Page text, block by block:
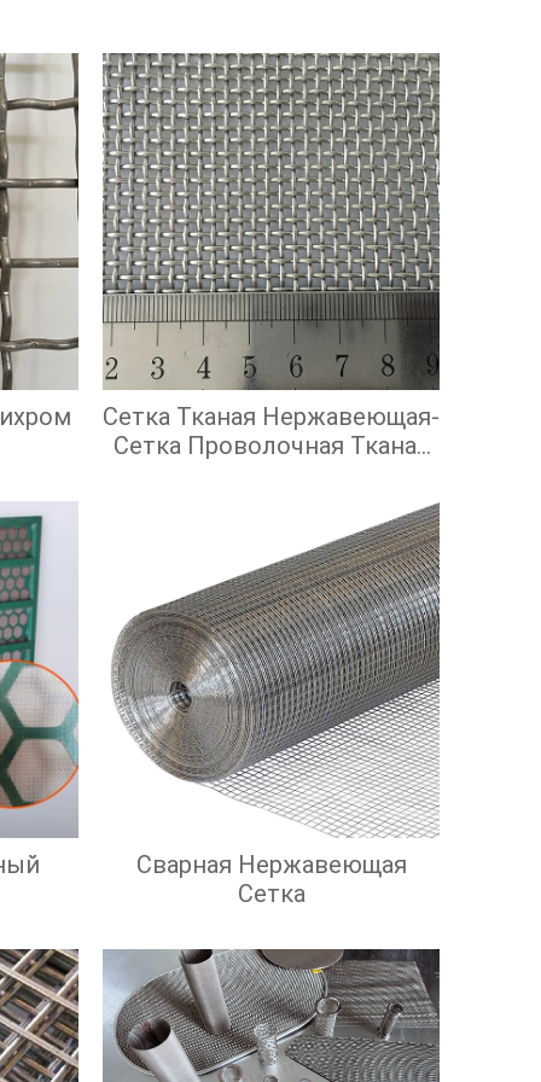
Сетка Тканая Нержавеющая-
Сетка Проволочная Тканая
Сварная Нержавеющая
Сетка